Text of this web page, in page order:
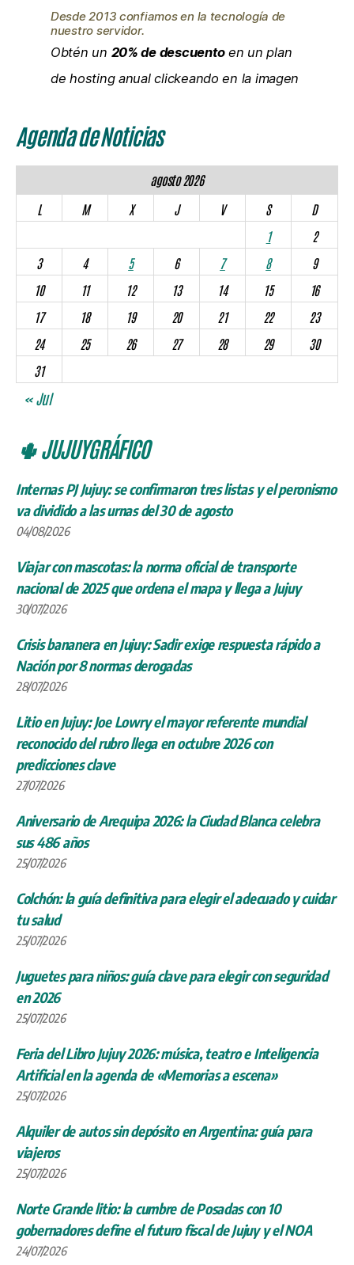
Desde 2013 confiamos en la tecnología de
nuestro servidor.
Obtén un 20% de descuentoen un plan
de hosting anual clickeando en la imagen
Agenda de Noticias
agosto 2026
L
M X J V S
D
1
2
3
4 5 6 7 8
9
10
11 12 13 14 15
16
17
18 19 20 21 22
23
24
25 26 27 28 29
30
31
« Jul
🌵 JUJUYGRÁFICO
Internas PJ Jujuy: se confirmaron tres listas y el peronismo
va dividido a las urnas del 30 de agosto
04/08/2026
Viajar con mascotas: la norma oficial de transporte
nacional de 2025 que ordena el mapa y llega a Jujuy
30/07/2026
Crisis bananera en Jujuy: Sadir exige respuesta rápido a
Nación por 8 normas derogadas
28/07/2026
Litio en Jujuy: Joe Lowry el mayor referente mundial
reconocido del rubro llega en octubre 2026 con
predicciones clave
27/07/2026
Aniversario de Arequipa 2026: la Ciudad Blanca celebra
sus 486 años
25/07/2026
Colchón: la guía definitiva para elegir el adecuado y cuidar
tu salud
25/07/2026
Juguetes para niños: guía clave para elegir con seguridad
en 2026
25/07/2026
Feria del Libro Jujuy 2026: música, teatro e Inteligencia
Artificial en la agenda de «Memorias a escena»
25/07/2026
Alquiler de autos sin depósito en Argentina: guía para
viajeros
25/07/2026
Norte Grande litio: la cumbre de Posadas con 10
gobernadores define el futuro fiscal de Jujuy y el NOA
24/07/2026